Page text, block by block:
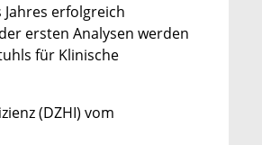
erfolgreich
ersten Analysen werden
für Klinische
(DZHI) vom